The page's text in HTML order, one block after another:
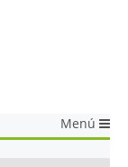
Menú